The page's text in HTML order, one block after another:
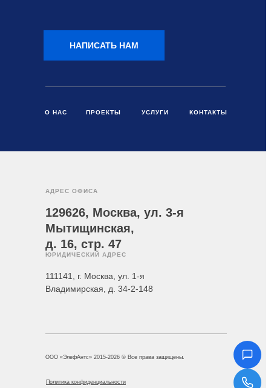
АДРЕС ОФИСА
111141, г. Москва, ул. 1-я
Владимирская, д. 34-2-148
129626, Москва, ул. 3-я
Мытищинская,
д. 16, стр. 47
ЮРИДИЧЕСКИЙ АДРЕС
О НАС ПРОЕКТЫ УСЛУГИ КОНТАКТЫ
ООО «ЭлефАнтс» 2015-2026 © Все права защищены.
Политика конфиденциальности
НАПИСАТЬ НАМ